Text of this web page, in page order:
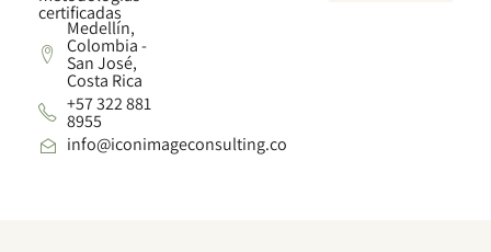
certificadas
Medellín,
Colombia -
San José,
Costa Rica
+57 322 881
8955
info@iconimageconsulting.co